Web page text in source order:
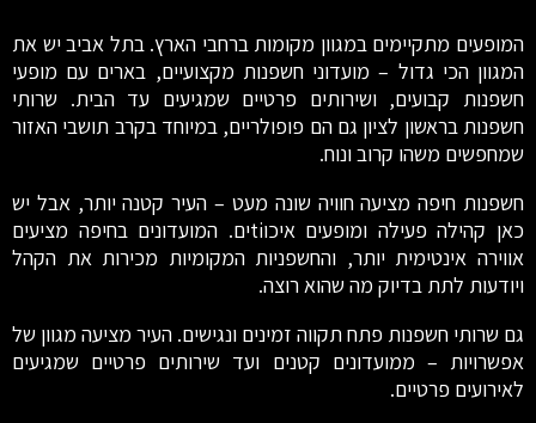
המופעים מתקיימים במגוון מקומות ברחבי הארץ. בתל אביב יש את
המגוון הכי גדול – מועדוני חשפנות מקצועיים, בארים עם מופעי
חשפנות קבועים, ושירותים פרטיים שמגיעים עד הבית. שרותי
חשפנות בראשון לציון גם הם פופולריים, במיוחד בקרב תושבי האזור
שמחפשים משהו קרוב ונוח.
חשפנות חיפה מציעה חוויה שונה מעט – העיר קטנה יותר, אבל יש
כאן קהילה פעילה ומופעים איכוtiים. המועדונים בחיפה מציעים
אווירה אינטימית יותר, והחשפניות המקומיות מכירות את הקהל
ויודעות לתת בדיוק מה שהוא רוצה.
גם שרותי חשפנות פתח תקווה זמינים ונגישים. העיר מציעה מגוון של
אפשרויות – ממועדונים קטנים ועד שירותים פרטיים שמגיעים
לאירועים פרטיים.